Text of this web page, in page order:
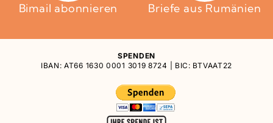
Bimail abonnieren Briefe aus Rumänien
SPENDEN
IBAN: AT66 1630 0001 3019 8724 | BIC: BTVAAT22